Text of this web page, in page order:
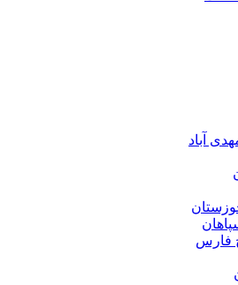
آباد
فارس